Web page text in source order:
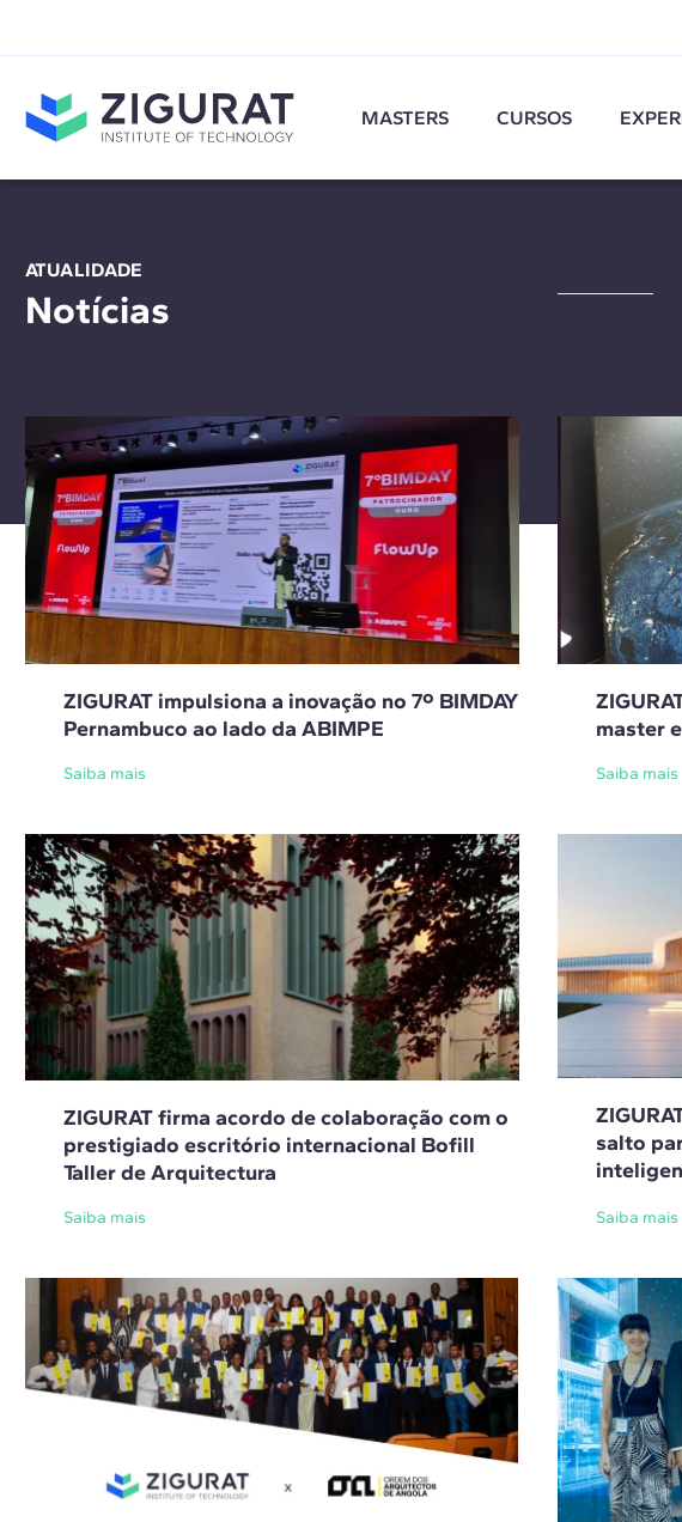
MASTERS CURSOS
ATUALIDADE
Notícias
ZIGURAT impulsiona a inovação no 7º BIMDAY
Pernambuco ao lado da ABIMPE
Saiba mais
master
Saiba mais
ZIGURAT firma acordo de colaboração com o
prestigiado escritório internacional Bofill
Taller de Arquitectura
Saiba mais
salto
Saiba mais